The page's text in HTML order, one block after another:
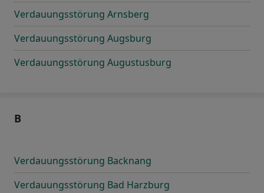
Verdauungsstörung Arnsberg
Verdauungsstörung Augsburg
Verdauungsstörung Augustusburg
B
Verdauungsstörung Backnang
Verdauungsstörung Bad Harzburg